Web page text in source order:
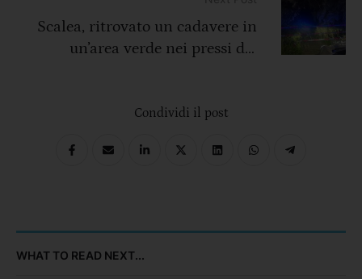
Scalea, ritrovato un cadavere in
un’area verde nei pressi del
Condividi il post
WHAT TO READ NEXT...